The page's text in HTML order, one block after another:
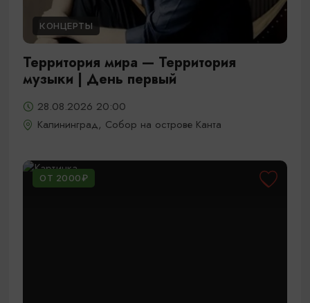
КОНЦЕРТЫ
Территория мира — Территория
музыки | День первый
28.08.2026 20:00
Калининград, Собор на острове Канта
ОТ 2000₽